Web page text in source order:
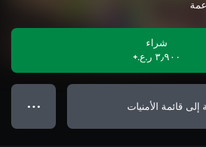
شراء
٣٫٩٠٠ ر.ع.‏+
إلى قائمة الأمنيات ● ● ●